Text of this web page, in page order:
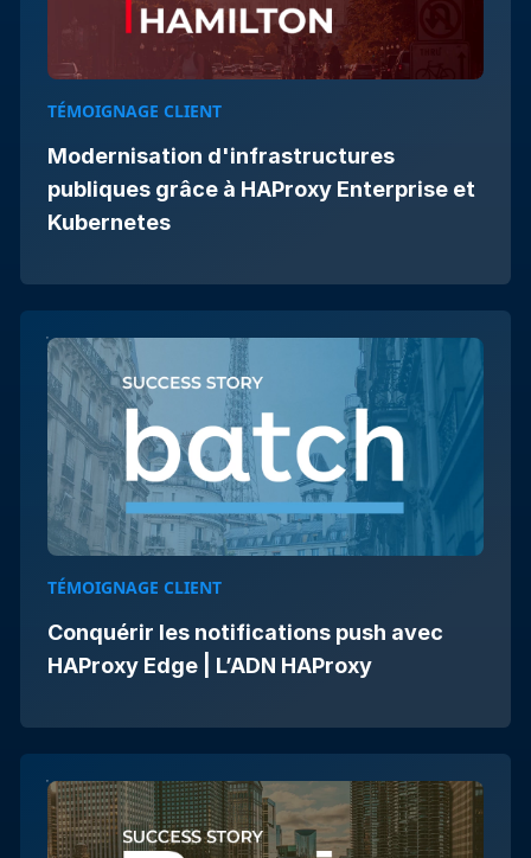
TÉMOIGNAGE CLIENT
Modernisation d'infrastructures
publiques grâce à HAProxy Enterprise et
Kubernetes
TÉMOIGNAGE CLIENT
Conquérir les notifications push avec
HAProxy Edge | L’ADN HAProxy